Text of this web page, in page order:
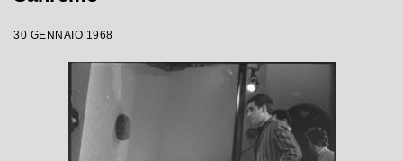
30 GENNAIO 1968